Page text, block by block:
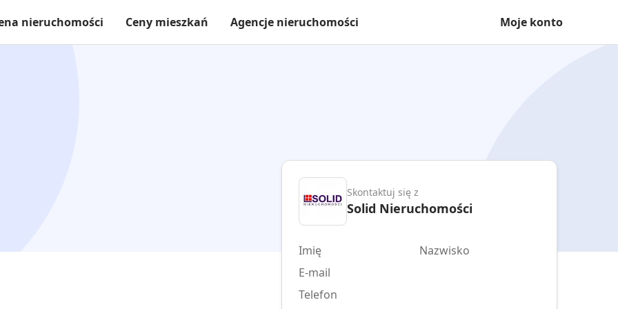
nieruchomości Ceny mieszkań Agencje nieruchomości Moje konto
Skontaktuj się z
Solid Nieruchomości